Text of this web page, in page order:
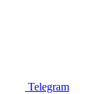
Telegram